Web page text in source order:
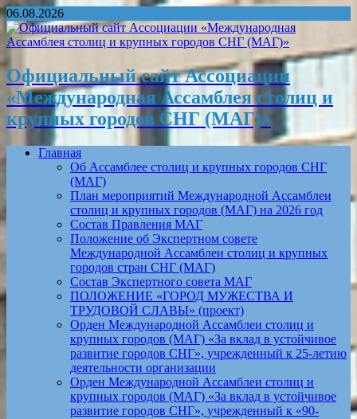
06.08.2026
Официальный сайт Ассоциации
«Международная Ассамблея столиц и
крупных городов СНГ (МАГ)»
Главная
Об Ассамблее столиц и крупных городов СНГ
(МАГ)
План мероприятий Международной Ассамблеи
столиц и крупных городов (МАГ) на 2026 год
Состав Правления МАГ
Положение об Экспертном совете
Международной Ассамблеи столиц и крупных
городов стран СНГ (МАГ)
Состав Экспертного совета МАГ
ПОЛОЖЕНИЕ «ГОРОД МУЖЕСТВА И
ТРУДОВОЙ СЛАВЫ» (проект)
Орден Международной Ассамблеи столиц и
крупных городов (МАГ) «За вклад в устойчивое
развитие городов СНГ», учрежденный к 25-летию
деятельности организации
Орден Международной Ассамблеи столиц и
крупных городов (МАГ) «За вклад в устойчивое
развитие городов СНГ», учрежденный к «90-